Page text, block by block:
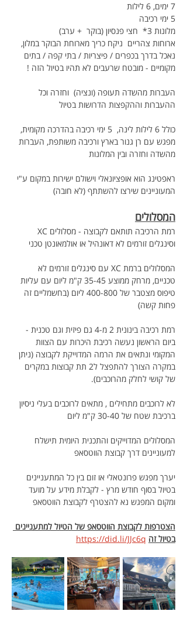
7 ימים, 6 לילות
5 ימי רכיבה
מלונות 3*  חצי פנסיון (בוקר  + ערב)
ארוחות צהריים  ניקח כריך מארוחת הבוקר במלון,
נאכל בדרך בכפרים / פיצריות / בתי קפה / בתים
מקומיים - מובטח שרעבים לא תהיו בטיול הזה !
העברות מהשדה תעופה (ונציה)  וחזרה וכל
ההעברות וההקפצות הדרושות בטיול
כולל 6 לילות לינה,  5 ימי רכיבה בהדרכה מקומית,
מפגש עם רן גנור בארץ ורכיבה משותפת, העברות
מהשדה וחזרה ובין המלונות
ראפטינג הוא אופציונאלי וישולם ישירות במקום ע"י
המעוניינים שירצו להשתתף (לא חובה)
המסלולים
וסינגלים זורמים לא דאונהיל או אולמאונטן טכני
המסלולים ברמת XC עם סינגלים זורמים לא
טכניים, מרחק ממוצע 35-45 ק"מ ליום עם עליות
טיפוס מצטבר של 400-800 ליום (בחשמליים זה
פחות קשה)
רמת רכיבה בינונית 2 מ-4 גם פיזית וגם טכנית -
ביום הראשון נעשה רכיבת היכרות עם הצוות
המקומי ונתאים את הרמה המדוייקת לקבוצה (ניתן
במקרה הצורך להתפצל ל2 תת קבוצות במקרים
של קושי לחלק מהרוכבים).
לא לרוכבים מתחילים , מתאים לרוכבים בעלי ניסיון
ברכיבת שטח של 30-40 ק"מ ליום
המסלולים המדוייקים והתכנית היומית תישלח
למעוניינים דרך קבוצת הווטסאפ
יערך מפגש פרונטאלי או זום בין כל המתעניינים
בטיול בסוף חודש מרץ - לקבלת מידע על מועד
ומקום המפגש נא להצטרף לקבוצת הווטסאפ
הצטרפות לקבוצת הווטסאפ של הטיול למתעניינים
בטיול זה https://did.li/JJc6q